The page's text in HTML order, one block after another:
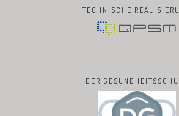
TECHNISCHE
DER